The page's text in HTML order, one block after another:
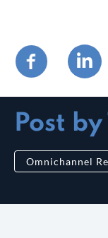
Post by
Omnichannel